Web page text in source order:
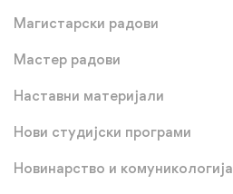
Магистарски радови
Мастер радови
Наставни материјали
Нови студијски програми
Новинарство и комуникологија